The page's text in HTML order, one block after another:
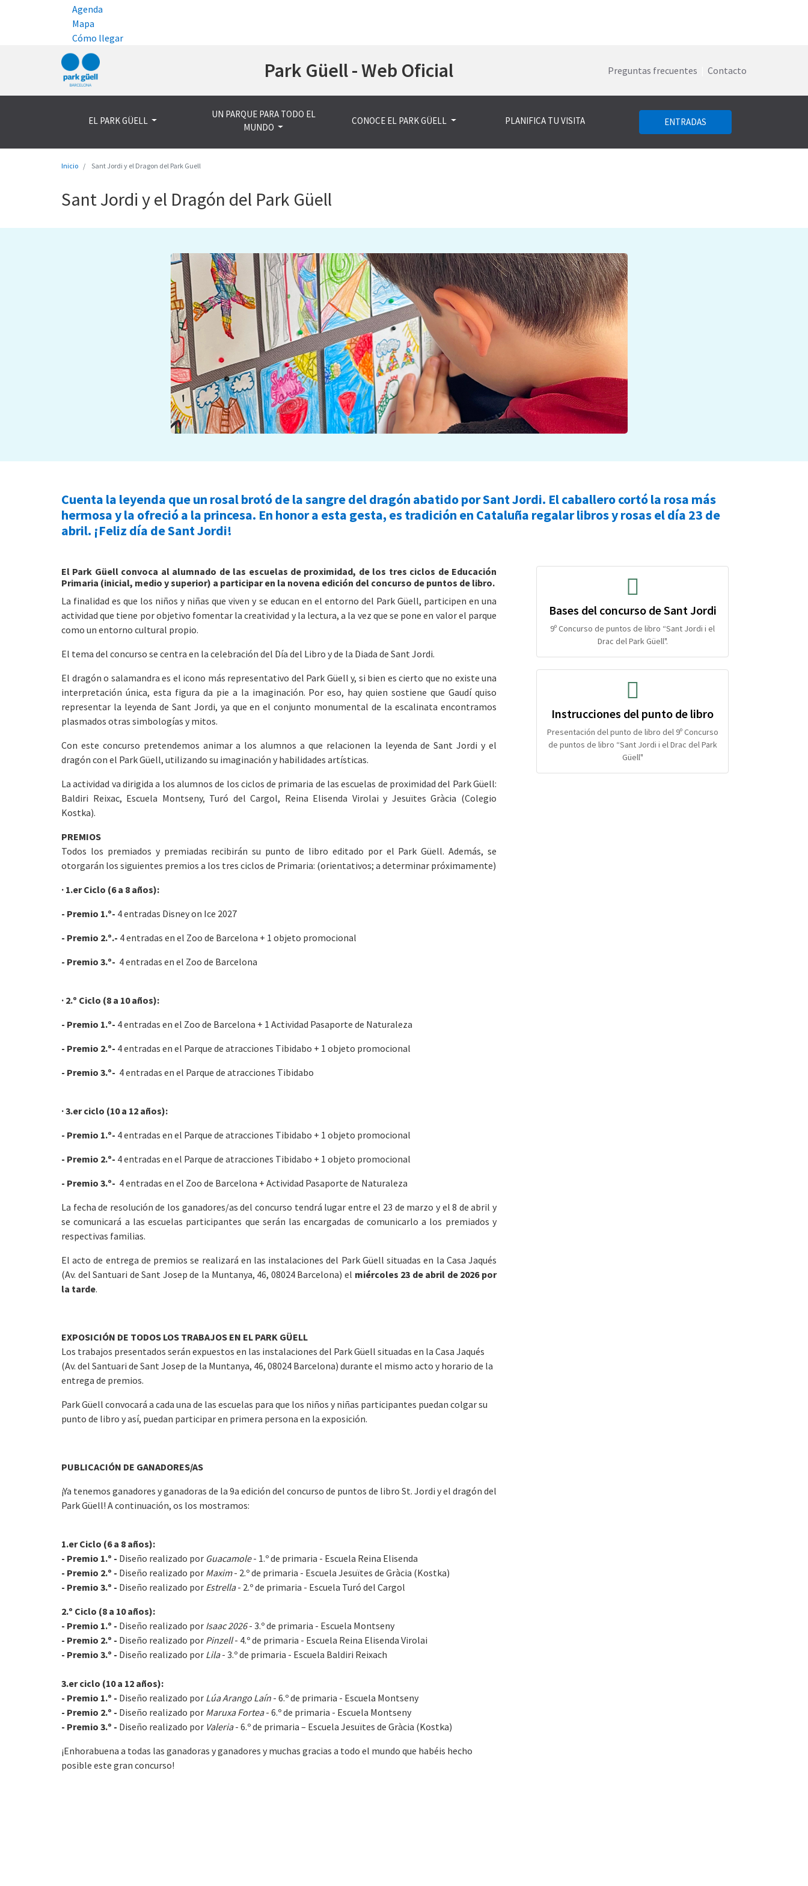
Agenda
Mapa
Cómo llegar
al
principal
Park Güell - Web Oficial Preguntas frecuentes Contacto
EL PARK GÜELL
UN PARQUE PARA TODO EL
MUNDO
CONOCE EL PARK GÜELL PLANIFICA TU VISITA ENTRADAS
Inicio Sant Jordi y el Dragon del Park Guell
Sant Jordi y el Dragón del Park Güell
Cuenta la leyenda que un rosal brotó de la sangre del dragón abatido por Sant Jordi. El caballero cortó la rosa más
hermosa y la ofreció a la princesa. En honor a esta gesta, es tradición en Cataluña regalar libros y rosas el día 23 de
abril. ¡Feliz día de Sant Jordi!
El Park Güell convoca al alumnado de las escuelas de proximidad, de los tres ciclos de Educación
Primaria (inicial, medio y superior) a participar en la novena edición del concurso de puntos de libro.
La finalidad es que los niños y niñas que viven y se educan en el entorno del Park Güell, participen en una
actividad que tiene por objetivo fomentar la creatividad y la lectura, a la vez que se pone en valor el parque
como un entorno cultural propio.
El tema del concurso se centra en la celebración del Día del Libro y de la Diada de Sant Jordi.
El dragón o salamandra es el icono más representativo del Park Güell y, si bien es cierto que no existe una
interpretación única, esta figura da pie a la imaginación. Por eso, hay quien sostiene que Gaudí quiso
representar la leyenda de Sant Jordi, ya que en el conjunto monumental de la escalinata encontramos
plasmados otras simbologías y mitos.
Con este concurso pretendemos animar a los alumnos a que relacionen la leyenda de Sant Jordi y el
dragón con el Park Güell, utilizando su imaginación y habilidades artísticas.
La actividad va dirigida a los alumnos de los ciclos de primaria de las escuelas de proximidad del Park Güell:
Baldiri Reixac, Escuela Montseny, Turó del Cargol, Reina Elisenda Virolai y Jesuïtes Gràcia (Colegio
Kostka).
PREMIOS
Todos los premiados y premiadas recibirán su punto de libro editado por el Park Güell. Además, se
otorgarán los siguientes premios a los tres ciclos de Primaria: (orientativos; a determinar próximamente)
· 1.er Ciclo (6 a 8 años):
- Premio 1.º- 4 entradas Disney on Ice 2027
- Premio 2.º.- 4 entradas en el Zoo de Barcelona + 1 objeto promocional
- Premio 3.º- 4 entradas en el Zoo de Barcelona
· 2.º Ciclo (8 a 10 años):
- Premio 1.º- 4 entradas en el Zoo de Barcelona + 1 Actividad Pasaporte de Naturaleza
- Premio 2.º- 4 entradas en el Parque de atracciones Tibidabo + 1 objeto promocional
- Premio 3.º- 4 entradas en el Parque de atracciones Tibidabo
· 3.er ciclo (10 a 12 años):
- Premio 1.º- 4 entradas en el Parque de atracciones Tibidabo + 1 objeto promocional
- Premio 2.º- 4 entradas en el Parque de atracciones Tibidabo + 1 objeto promocional
- Premio 3.º- 4 entradas en el Zoo de Barcelona + Actividad Pasaporte de Naturaleza
La fecha de resolución de los ganadores/as del concurso tendrá lugar entre el 23 de marzo y el 8 de abril y
se comunicará a las escuelas participantes que serán las encargadas de comunicarlo a los premiados y
respectivas familias.
El acto de entrega de premios se realizará en las instalaciones del Park Güell situadas en la Casa Jaqués
(Av. del Santuari de Sant Josep de la Muntanya, 46, 08024 Barcelona) el miércoles 23 de abril de 2026 por
la tarde.
EXPOSICIÓN DE TODOS LOS TRABAJOS EN EL PARK GÜELL
Los trabajos presentados serán expuestos en las instalaciones del Park Güell situadas en la Casa Jaqués
(Av. del Santuari de Sant Josep de la Muntanya, 46, 08024 Barcelona) durante el mismo acto y horario de la
entrega de premios.
Park Güell convocará a cada una de las escuelas para que los niños y niñas participantes puedan colgar su
punto de libro y así, puedan participar en primera persona en la exposición.
PUBLICACIÓN DE GANADORES/AS
¡Ya tenemos ganadores y ganadoras de la 9a edición del concurso de puntos de libro St. Jordi y el dragón del
Park Güell! A continuación, os los mostramos:
1.er Ciclo (6 a 8 años):
- Premio 1.º - Diseño realizado por Guacamole- 1.º de primaria - Escuela Reina Elisenda
- Premio 2.º - Diseño realizado por Maxim- 2.º de primaria - Escuela Jesuïtes de Gràcia (Kostka)
- Premio 3.º - Diseño realizado por Estrella- 2.º de primaria - Escuela Turó del Cargol
2.º Ciclo (8 a 10 años):
- Premio 1.º - Diseño realizado por Isaac 2026- 3.º de primaria - Escuela Montseny
- Premio 2.º - Diseño realizado por Pinzell- 4.º de primaria - Escuela Reina Elisenda Virolai
- Premio 3.º - Diseño realizado por Lila- 3.º de primaria - Escuela Baldiri Reixach
3.er ciclo (10 a 12 años):
- Premio 1.º - Diseño realizado por Lúa Arango Laín - 6.º de primaria - Escuela Montseny
- Premio 2.º - Diseño realizado por Maruxa Fortea- 6.º de primaria - Escuela Montseny
- Premio 3.º - Diseño realizado por Valeria- 6.º de primaria – Escuela Jesuïtes de Gràcia (Kostka)
¡Enhorabuena a todas las ganadoras y ganadores y muchas gracias a todo el mundo que habéis hecho
posible este gran concurso!
Bases del concurso de Sant Jordi
9º Concurso de puntos de libro “Sant Jordi i el
Drac del Park Güell".
Instrucciones del punto de libro
Presentación del punto de libro del 9º Concurso
de puntos de libro “Sant Jordi i el Drac del Park
Güell"